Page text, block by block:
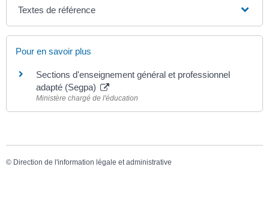
Textes de référence
Pour en savoir plus
Sections d'enseignement général et professionnel
adapté (Segpa)
Ministère chargé de l'éducation
© Direction de l'information légale et administrative